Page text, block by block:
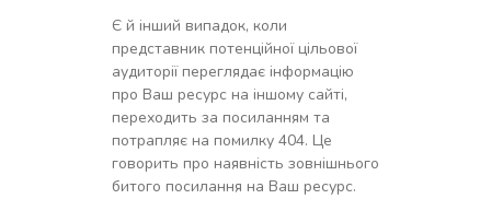
Є й інший випадок, коли
представник потенційної цільової
аудиторії переглядає інформацію
про Ваш ресурс на іншому сайті,
переходить за посиланням та
потрапляє на помилку 404. Це
говорить про наявність зовнішнього
битого посилання на Ваш ресурс.